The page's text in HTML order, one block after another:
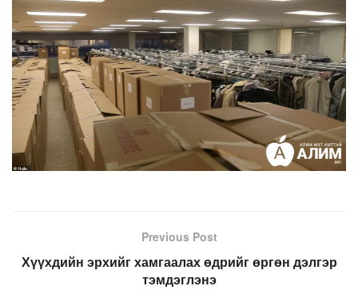
Previous Post
Хүүхдийн эрхийг хамгаалах өдрийг өргөн дэлгэр
тэмдэглэнэ